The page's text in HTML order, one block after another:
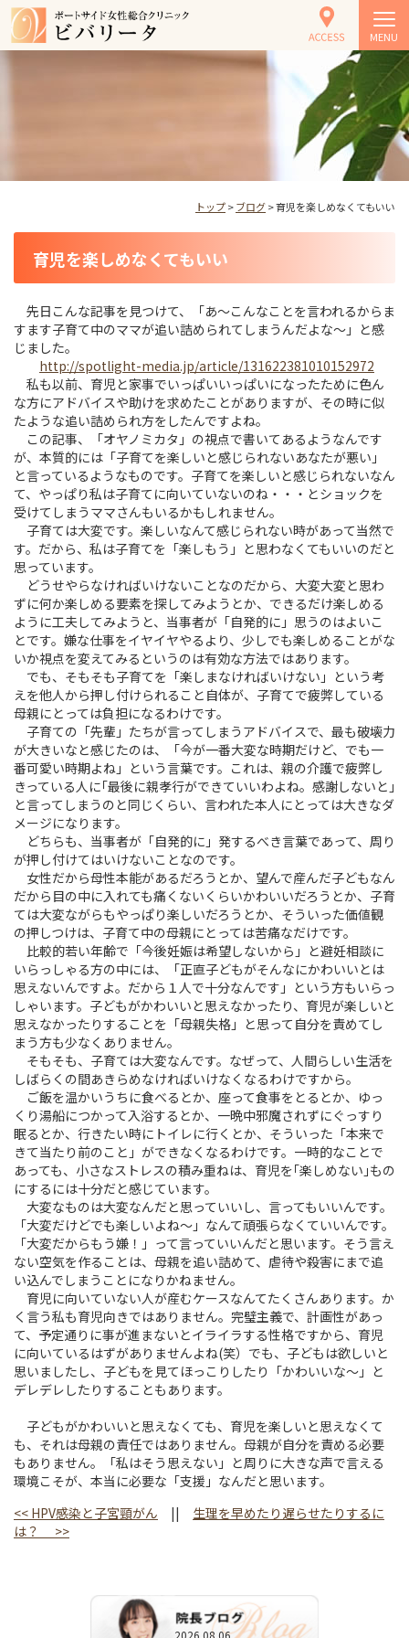
MENU
トップ>ブログ> 育児を楽しめなくてもいい
育児を楽しめなくてもいい
先日こんな記事を見つけて、「あ～こんなことを言われるからま
すます子育て中のママが追い詰められてしまうんだよな～」と感
じました。
http://spotlight-media.jp/article/131622381010152972
私も以前、育児と家事でいっぱいいっぱいになったために色ん
な方にアドバイスや助けを求めたことがありますが、その時に似
たような追い詰められ方をしたんですよね。
この記事、「オヤノミカタ」の視点で書いてあるようなんです
が、本質的には「子育てを楽しいと感じられないあなたが悪い」
と言っているようなものです。子育てを楽しいと感じられないなん
て、やっぱり私は子育てに向いていないのね・・・とショックを
受けてしまうママさんもいるかもしれません。
子育ては大変です。楽しいなんて感じられない時があって当然で
す。だから、私は子育てを「楽しもう」と思わなくてもいいのだと
思っています。
どうせやらなければいけないことなのだから、大変大変と思わ
ずに何か楽しめる要素を探してみようとか、できるだけ楽しめる
ように工夫してみようと、当事者が「自発的に」思うのはよいこ
とです。嫌な仕事をイヤイヤやるより、少しでも楽しめることがな
いか視点を変えてみるというのは有効な方法ではあります。
でも、そもそも子育てを「楽しまなければいけない」という考
えを他人から押し付けられること自体が、子育てで疲弊している
母親にとっては負担になるわけです。
子育ての「先輩」たちが言ってしまうアドバイスで、最も破壊力
が大きいなと感じたのは、「今が一番大変な時期だけど、でも一
番可愛い時期よね」という言葉です。これは、親の介護で疲弊し
きっている人に｢最後に親孝行ができていいわよね。感謝しないと｣
と言ってしまうのと同じくらい、言われた本人にとっては大きなダ
メージになります。
どちらも、当事者が「自発的に」発するべき言葉であって、周り
が押し付けてはいけないことなのです。
女性だから母性本能があるだろうとか、望んで産んだ子どもなん
だから目の中に入れても痛くないくらいかわいいだろうとか、子育
ては大変ながらもやっぱり楽しいだろうとか、そういった価値観
の押しつけは、子育て中の母親にとっては苦痛なだけです。
比較的若い年齢で「今後妊娠は希望しないから」と避妊相談に
いらっしゃる方の中には、「正直子どもがそんなにかわいいとは
思えないんですよ。だから１人で十分なんです」という方もいらっ
しゃいます。子どもがかわいいと思えなかったり、育児が楽しいと
思えなかったりすることを「母親失格」と思って自分を責めてし
まう方も少なくありません。
そもそも、子育ては大変なんです。なぜって、人間らしい生活を
しばらくの間あきらめなければいけなくなるわけですから。
ご飯を温かいうちに食べるとか、座って食事をとるとか、ゆっ
くり湯船につかって入浴するとか、一晩中邪魔されずにぐっすり
眠るとか、行きたい時にトイレに行くとか、そういった「本来で
きて当たり前のこと」ができなくなるわけです。一時的なことで
あっても、小さなストレスの積み重ねは、育児を｢楽しめない｣もの
にするには十分だと感じています。
大変なものは大変なんだと思っていいし、言ってもいいんです。
「大変だけどでも楽しいよね～」なんて頑張らなくていいんです。
「大変だからもう嫌！」って言っていいんだと思います。そう言え
ない空気を作ることは、母親を追い詰めて、虐待や殺害にまで追
い込んでしまうことになりかねません。
育児に向いていない人が産むケースなんてたくさんあります。か
く言う私も育児向きではありません。完璧主義で、計画性があっ
て、予定通りに事が進まないとイライラする性格ですから、育児
に向いているはずがありませんよね(笑）でも、子どもは欲しいと
思いましたし、子どもを見てほっこりしたり「かわいいな～」と
デレデレしたりすることもあります。
子どもがかわいいと思えなくても、育児を楽しいと思えなくて
も、それは母親の責任ではありません。母親が自分を責める必要
もありません。「私はそう思えない」と周りに大きな声で言える
環境こそが、本当に必要な「支援」なんだと思います。
<< HPV感染と子宮頸がん || 生理を早めたり遅らせたりするに
は？ >>
2026.08.06